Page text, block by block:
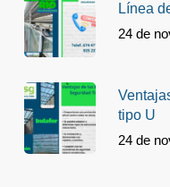
Línea
24 de
tipo U
24 de